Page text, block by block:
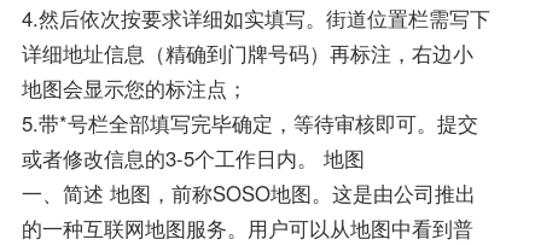
4.然后依次按要求详细如实填写。街道位置栏需写下
详细地址信息（精确到门牌号码）再标注，右边小
地图会显示您的标注点；
5.带*号栏全部填写完毕确定，等待审核即可。提交
或者修改信息的3-5个工作日内。 地图
一、简述 地图，前称SOSO地图。这是由公司推出
的一种互联网地图服务。用户可以从地图中看到普